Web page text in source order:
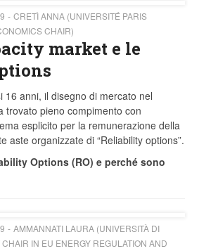
CRETÌ ANNA (UNIVERSITÉ PARIS
CHAIR)
market e le
16 anni, il disegno di mercato nel
trovato pieno compimento con
esplicito per la remunerazione della
aste organizzate di “Reliability options”.
Options (RO) e perché sono
AMMANNATI LAURA (UNIVERSITÀ DI
IN EU ENERGY REGULATION AND